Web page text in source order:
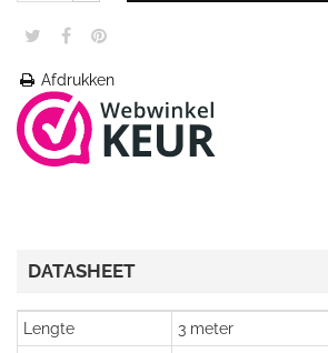
Afdrukken
DATASHEET
Lengte
3 meter